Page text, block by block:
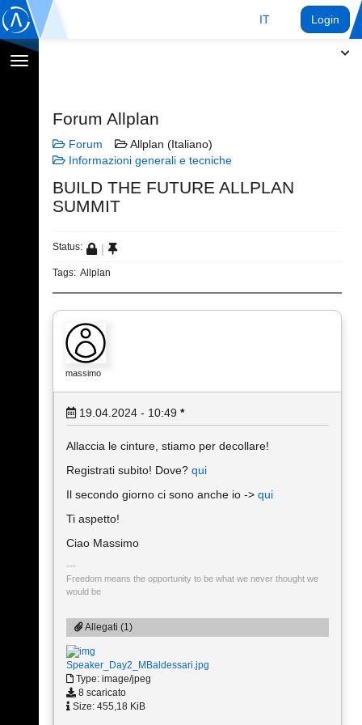
IT Login
Toggle
Forum Allplan
Forum
Allplan (Italiano)
Informazioni generali e tecniche
BUILD THE FUTURE ALLPLAN
SUMMIT
Status:
Tags: Allplan
massimo
19.04.2024 - 10:49 *
Allaccia le cinture, stiamo per decollare!
Registrati subito! Dove? qui
Il secondo giorno ci sono anche io -> qui
Ti aspetto!
Ciao Massimo
Freedom means the opportunity to be what we never thought we
would be
Allegati (1)
Speaker_Day2_MBaldessari.jpg
Type: image/jpeg
8 scaricato
Size: 455,18 KiB